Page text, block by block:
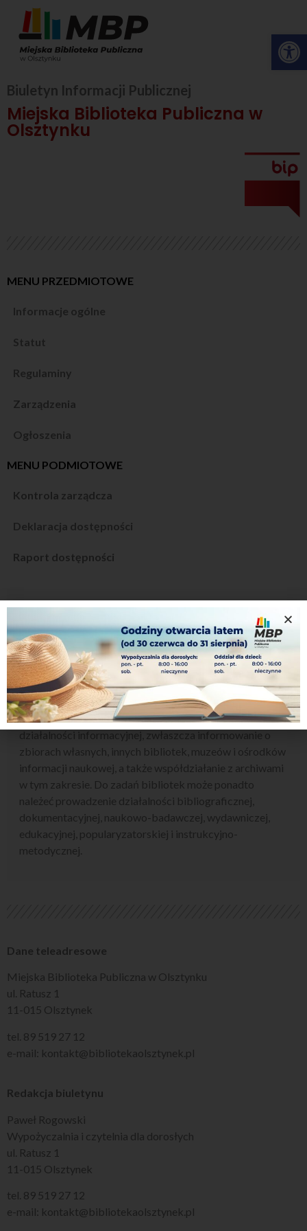
Biuletyn Informacji Publicznej
Miejska Biblioteka Publiczna w
Olsztynku
MENU PRZEDMIOTOWE
Informacje ogólne
Statut
Regulaminy
Zarządzenia
Ogłoszenia
MENU PODMIOTOWE
Kontrola zarządcza
Deklaracja dostępności
Raport dostępności
Miejska Biblioteka Publiczna w Olsztynku jest
samorządową gminną instytucją kultury. Terenem jej
działania jest Miasto Olsztynek i Gmina Olsztynek.
Misją ustawową biblioteki publicznej jest gromadzenie,
opracowywanie, przechowywanie i ochrona materiałów
bibliotecznych; obsługa użytkowników, przede
wszystkim udostępnianie zbiorów oraz prowadzenie
działalności informacyjnej, zwłaszcza informowanie o
zbiorach własnych, innych bibliotek, muzeów i ośrodków
informacji naukowej, a także współdziałanie z archiwami
w tym zakresie. Do zadań bibliotek może ponadto
należeć prowadzenie działalności bibliograficznej,
dokumentacyjnej, naukowo-badawczej, wydawniczej,
edukacyjnej, popularyzatorskiej i instrukcyjno-
metodycznej.
Dane teleadresowe
Miejska Biblioteka Publiczna w Olsztynku
ul. Ratusz 1
11-015 Olsztynek
tel. 89 519 27 12
e-mail: kontakt@bibliotekaolsztynek.pl
Redakcja biuletynu
Paweł Rogowski
Wypożyczalnia i czytelnia dla dorosłych
ul. Ratusz 1
11-015 Olsztynek
tel. 89 519 27 12
e-mail: kontakt@bibliotekaolsztynek.pl